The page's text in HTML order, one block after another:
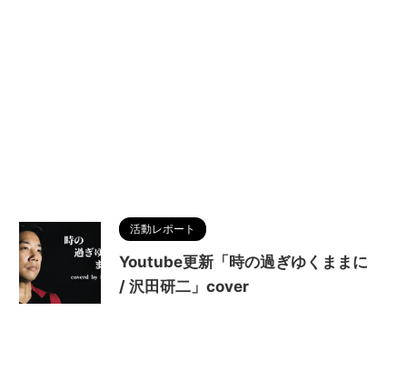
活動レポート
Youtube更新「時の過ぎゆくままに
/ 沢田研二」cover